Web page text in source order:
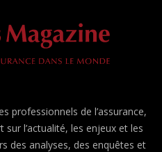
professionnels de l’assurance,
l’actualité, les enjeux et les
des analyses, des enquêtes et